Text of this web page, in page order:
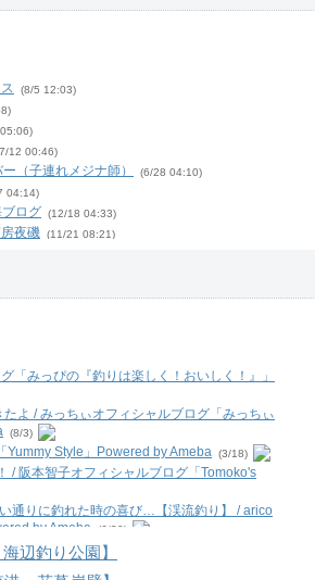
(8/5 12:03)
12 00:46)
（子連れメジナ師） (6/28 04:10)
04:14)
ログ (12/18 04:33)
夜磯 (11/21 08:21)
崎 2019.09.06 / ちゃくの釣食作記
(9/8
記 (6/25 22:05)
キス釣り / バイク釣行 海釣り & 管釣り
/ 今週も鯵釣る？ (8/21 01:24)
笠地蔵、掛けてもバラせばサメになるの巻 /
り返れば追い風になる☆
(4/16 23:19)
を脱出するブログ
「みっぴの『釣りは楽しく！おいしく！』」
/ みっちぃオフィシャルブログ「みっちぃ
(8/3)
Yummy Style」Powered by Ameba (3/18)
/ 阪本智子オフィシャルブログ「Tomoko's
通りに釣れた時の喜び…【渓流釣り】 / arico
by Ameba
(6/30)
#cat #kitty... / 相沢くれはオフィシャルブロ
辺釣り公園】